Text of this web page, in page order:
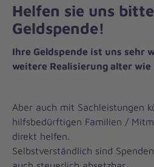
Helfen sie uns
Geldspende!
Ihre Geldspende ist uns sehr
weitere Realisierung alter
Aber auch mit Sachleistungen
hilfsbedürftigen Familien /
direkt helfen.
Selbstverständlich sind